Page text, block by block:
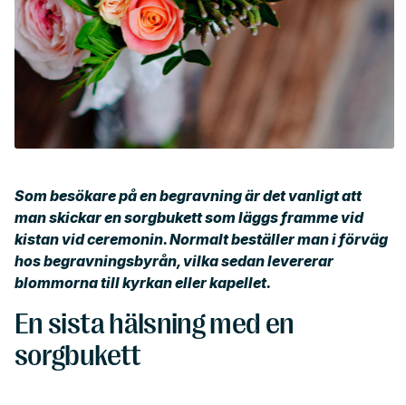
Som besökare på en begravning är det vanligt att
man skickar en sorgbukett som läggs framme vid
kistan vid ceremonin. Normalt beställer man i förväg
hos begravningsbyrån, vilka sedan levererar
blommorna till kyrkan eller kapellet.
En sista hälsning med en
sorgbukett